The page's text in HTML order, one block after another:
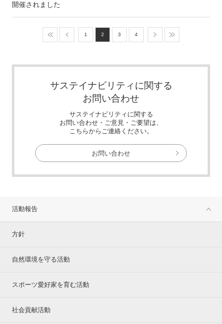
開催されました
1 2 3 4
サステイナビリティに関する
お問い合わせ
サステイナビリティに関する
お問い合わせ・ご意見・ご要望は、
こちらからご連絡ください。
お問い合わせ
活動報告
方針
自然環境を守る活動
スポーツ愛好家を育む活動
社会貢献活動